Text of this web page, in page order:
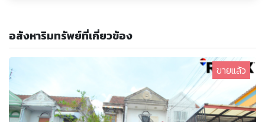
อสังหาริมทรัพย์ที่เกี่ยวข้อง
ขายแล้ว